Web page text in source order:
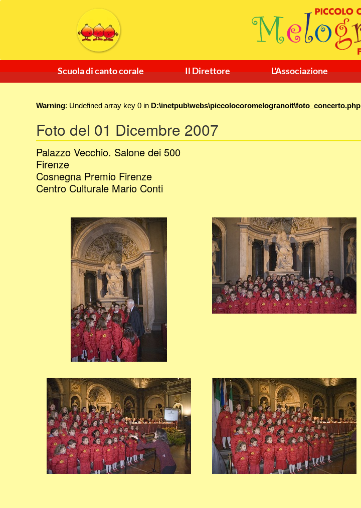
Scuola di canto corale Il Direttore L'Associazione
Warning: Undefined array key 0 in D:\inetpub\webs\piccolocoromelogranoit\foto_concerto.php
Foto del 01 Dicembre 2007
Palazzo Vecchio. Salone dei 500
Firenze
Cosnegna Premio Firenze
Centro Culturale Mario Conti